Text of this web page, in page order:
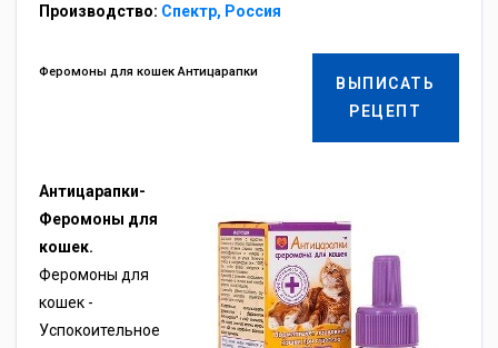
Производство: Спектр, Россия
ВЫПИСАТЬ
РЕЦЕПТ
Феромоны для кошек Антицарапки
Антицарапки-
Феромоны для
кошек.
Феромоны для
кошек -
Успокоительное